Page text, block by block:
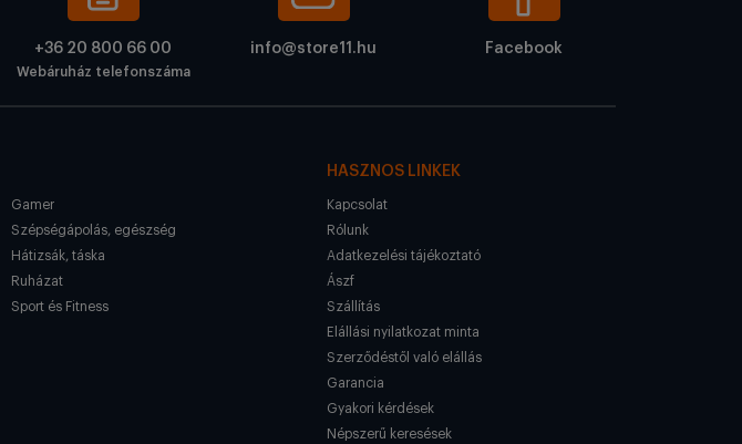
+36 20 800 66 00
Webáruház telefonszáma
info@store11.hu Facebook
Gamer
Szépségápolás, egészség
Hátizsák, táska
Ruházat
Sport és Fitness
HASZNOS LINKEK
Kapcsolat
Rólunk
Adatkezelési tájékoztató
Ászf
Szállítás
Elállási nyilatkozat minta
Szerződéstől való elállás
Garancia
Gyakori kérdések
Népszerű keresések